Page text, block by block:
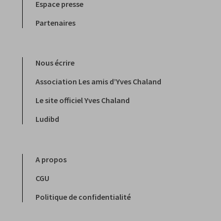
Espace presse
Partenaires
Nous écrire
Association Les amis d’Yves Chaland
Le site officiel Yves Chaland
Ludibd
A propos
CGU
Politique de confidentialité